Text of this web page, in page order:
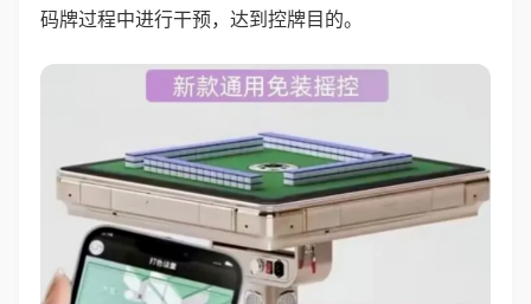
码牌过程中进行干预，达到控牌目的。